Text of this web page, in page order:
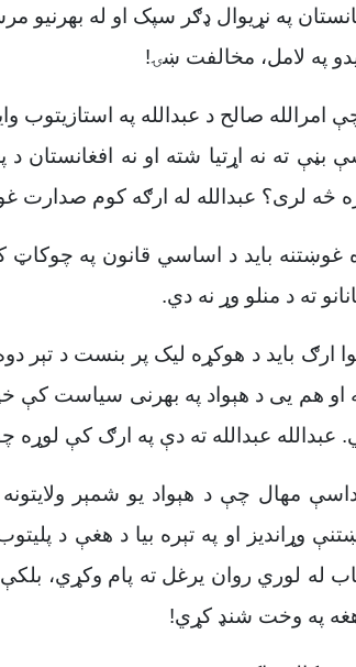
په نړیوال ډګر سپک او له
په لامل، مخالفت ښۍ!
امرالله صالح د عبدالله په استازیتوب
بڼې ته نه اړتیا شته او نه
څه لری؟ عبدالله له ارګه کوم صدارت
غوښتنه باید د اساسي قانون په چوکاټ
ته د منلو وړ نه دي.
ارګ باید د هوکړه لیک پر بنست د تېر
او هم يی د هېواد په بهرنی سیاست کې
عبدالله عبدالله ته دې په ارګ کې
مهال چې د هېواد یو شمېر
وړاندیز او په تېره بیا د هغې د
له لوري روان یرغل ته پام وکړي،
هغه په وخت شنډ کړي!